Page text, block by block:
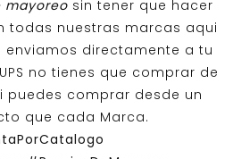
mayoreosin tener que hacer
todas nuestras marcas aqui
enviamos directamente a tu
no tienes que comprar de
puedes comprar desde un
que cada Marca.